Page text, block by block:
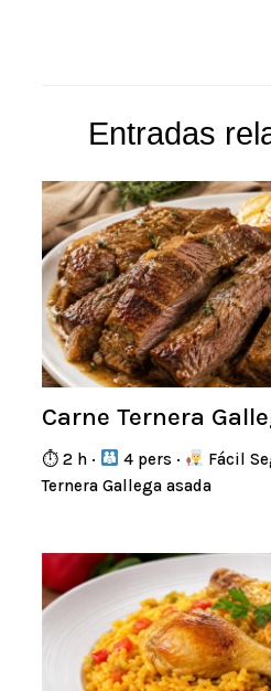
Entradas
Carne Ternera
⏱ 2 h · 4 pers ·
Fácil
Ternera Gallega asada